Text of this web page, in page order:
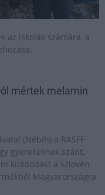
az iskolák számára, a
mértek melamin
(Nébih) a RASFF
gyerekeknek szánt,
kioldódást a szlovén
Magyarországra